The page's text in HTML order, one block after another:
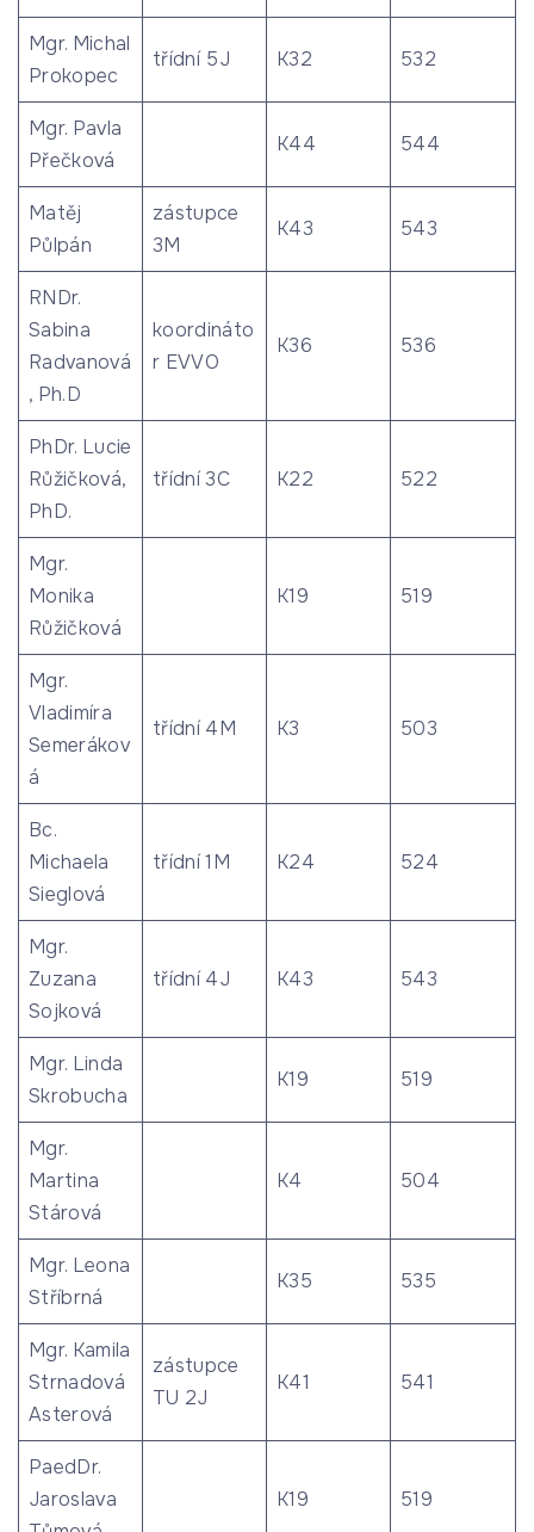
Mgr. Michal
Prokopec
třídní 5J K32 532
Mgr. Pavla
Přečková
K44 544
Matěj
Půlpán
zástupce
3M
K43 543
RNDr.
Sabina
Radvanová
, Ph.D
koordináto
r EVVO
K36 536
PhDr. Lucie
Růžičková,
PhD.
třídní 3C K22 522
Mgr.
Monika
Růžičková
K19 519
Mgr.
Vladimíra
Semerákov
á
třídní 4M K3 503
Bc.
Michaela
Sieglová
třídní 1M K24 524
Mgr.
Zuzana
Sojková
třídní 4J K43 543
Mgr. Linda
Skrobucha
K19 519
Mgr.
Martina
Stárová
K4 504
Mgr. Leona
Stříbrná
K35 535
Mgr. Kamila
Strnadová
Asterová
zástupce
TU 2J
K41 541
PaedDr.
Jaroslava
K19 519